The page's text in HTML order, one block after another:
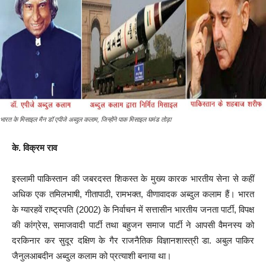
भारत के मिसाइल मैन डॉ एपीजे अब्दुल कलाम, जिन्होंने पाक मिसाइल घमंड तोड़ा
के. विक्रम राव
इस्लामी पाकिस्तान की जबरदस्त शिकस्त के मुख्य कारक भारतीय सेना से कहीं
अधिक एक तमिलभाषी, गीतापाठी, रामभक्त, वीणावादक अब्दुल कलाम हैं। भारत
के ग्यारहवें राष्ट्रपति (2002) के निर्वाचन में सत्तासीन भारतीय जनता पार्टी, विपक्ष
की कांग्रेस, समाजवादी पार्टी तथा बहुजन समाज पार्टी ने आपसी वैमनस्य को
दरकिनार कर सुदूर दक्षिण के गैर राजनैतिक विज्ञानशास्त्री डा. अबुल पाकिर
जैनुलआबदीन अब्दुल कलाम को प्रत्याशी बनाया था।